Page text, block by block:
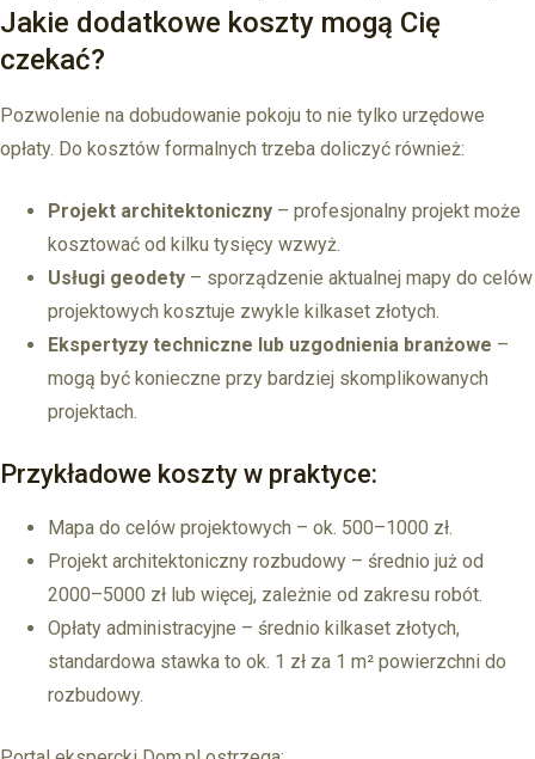
Jakie dodatkowe koszty mogą Cię
czekać?
Pozwolenie na dobudowanie pokoju to nie tylko urzędowe
opłaty. Do kosztów formalnych trzeba doliczyć również:
Projekt architektoniczny – profesjonalny projekt może
kosztować od kilku tysięcy wzwyż.
Usługi geodety – sporządzenie aktualnej mapy do celów
projektowych kosztuje zwykle kilkaset złotych.
Ekspertyzy techniczne lub uzgodnienia branżowe –
mogą być konieczne przy bardziej skomplikowanych
projektach.
Przykładowe koszty w praktyce:
Mapa do celów projektowych – ok. 500–1000 zł.
Projekt architektoniczny rozbudowy – średnio już od
2000–5000 zł lub więcej, zależnie od zakresu robót.
Opłaty administracyjne – średnio kilkaset złotych,
standardowa stawka to ok. 1 zł za 1 m² powierzchni do
rozbudowy.